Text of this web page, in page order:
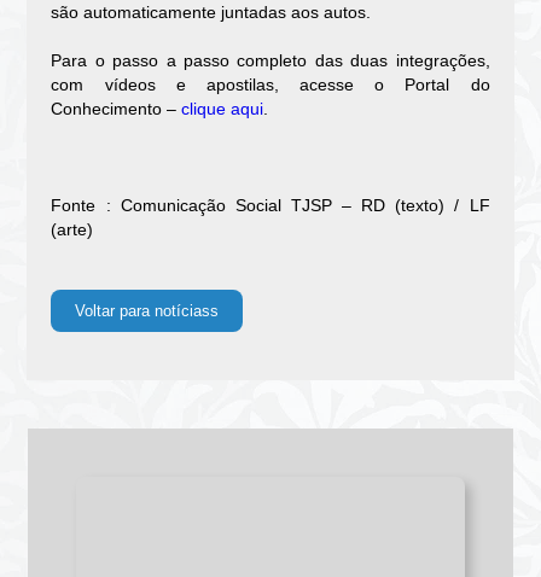
são automaticamente juntadas aos autos.
Para o passo a passo completo das duas integrações,
com vídeos e apostilas, acesse o Portal do
Conhecimento –clique aqui
Fonte : Comunicação Social TJSP – RD (texto) / LF
(arte)
Voltar para notíciass